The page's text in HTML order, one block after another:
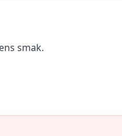
smak.